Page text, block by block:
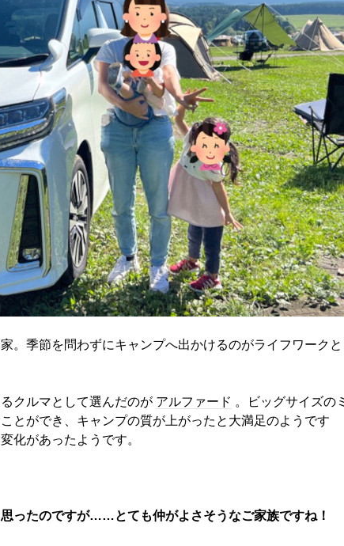
。季節を問わずにキャンプへ出かけるのがライフワークと
クルマとして選んだのが アルファード 。ビッグサイズの
とができ、キャンプの質が上がったと大満足のようです
化があったようです。
ったのですが……とても仲がよさそうなご家族ですね！